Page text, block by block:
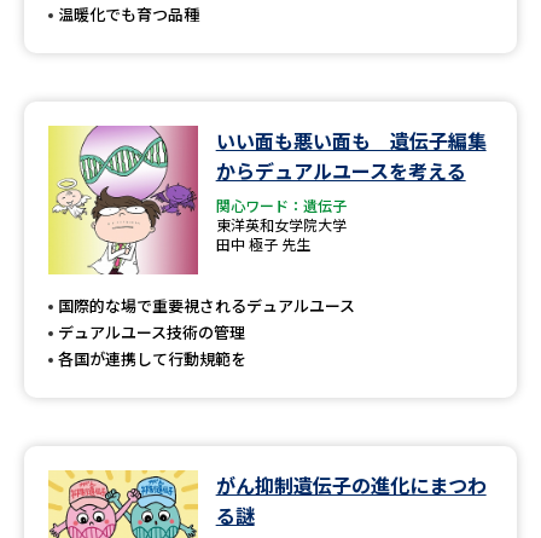
先輩が入学を決めた理由 テレメール全国一斉進学調査
新生活お役立ちガイド
学問発見
学問のミニ講義「夢ナビ講義」
温暖化でも育つ品種
いい面も悪い面も 遺伝子編集
からデュアルユースを考える
関心ワード：遺伝子
東洋英和女学院大学
田中 極子 先生
国際的な場で重要視されるデュアルユース
デュアルユース技術の管理
各国が連携して行動規範を
がん抑制遺伝子の進化にまつわ
る謎